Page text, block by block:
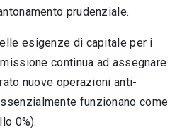
prudenziale.
esigenze di capitale per i
continua ad assegnare
nuove operazioni anti-
funzionano come
0%).